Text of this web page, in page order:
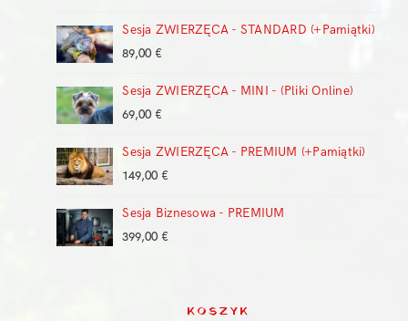
od
399,00 €
Sesja ZWIERZĘCA - STANDARD (+Pamiątki)
89,00 €
Sesja ZWIERZĘCA - MINI - (Pliki Online)
69,00 €
Sesja ZWIERZĘCA - PREMIUM (+Pamiątki)
149,00 €
Sesja Biznesowa - PREMIUM
399,00 €
KOSZYK